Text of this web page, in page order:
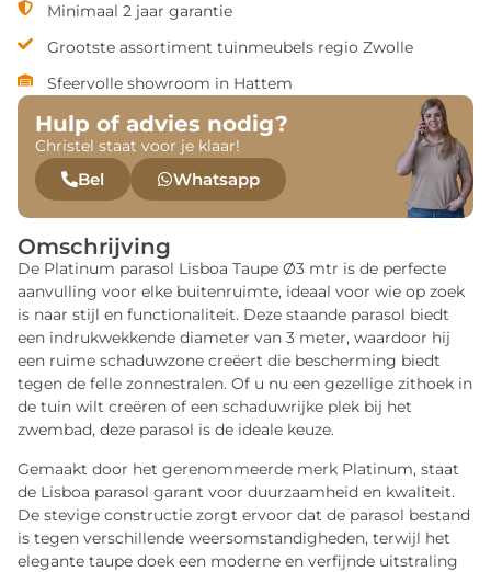
Minimaal 2 jaar garantie
Grootste assortiment tuinmeubels regio Zwolle
Sfeervolle showroom in Hattem
Hulp of advies nodig?
Christel staat voor je klaar!
Bel Whatsapp
Omschrijving
De Platinum parasol Lisboa Taupe Ø3 mtr is de perfecte
aanvulling voor elke buitenruimte, ideaal voor wie op zoek
is naar stijl en functionaliteit. Deze staande parasol biedt
een indrukwekkende diameter van 3 meter, waardoor hij
een ruime schaduwzone creëert die bescherming biedt
tegen de felle zonnestralen. Of u nu een gezellige zithoek in
de tuin wilt creëren of een schaduwrijke plek bij het
zwembad, deze parasol is de ideale keuze.
Gemaakt door het gerenommeerde merk Platinum, staat
de Lisboa parasol garant voor duurzaamheid en kwaliteit.
De stevige constructie zorgt ervoor dat de parasol bestand
is tegen verschillende weersomstandigheden, terwijl het
elegante taupe doek een moderne en verfijnde uitstraling